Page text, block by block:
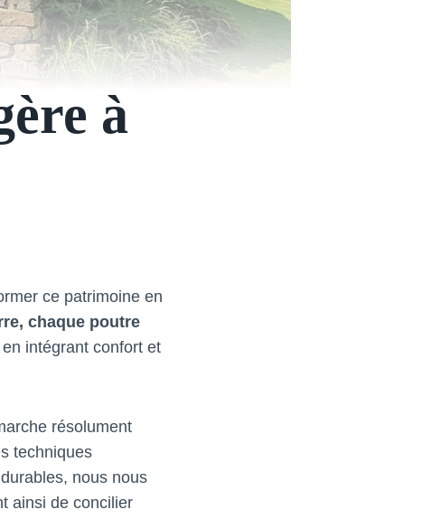
à
ce patrimoine en
chaque poutre
intégrant confort et
résolument
techniques
nous nous
ainsi de concilier